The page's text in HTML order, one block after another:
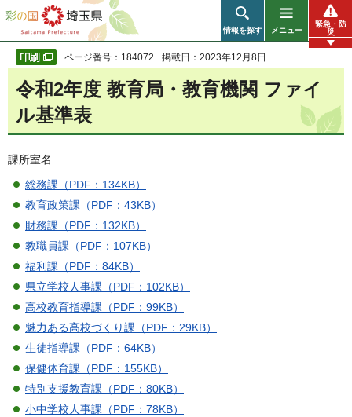
彩の国 埼玉県
情報を探す メニュー
緊急・防
災
ページ番号：184072 掲載日：2023年12月8日
令和2年度 教育局・教育機関 ファイ
ル基準表
課所室名
総務課（PDF：134KB）
教育政策課（PDF：43KB）
財務課（PDF：132KB）
教職員課（PDF：107KB）
福利課（PDF：84KB）
県立学校人事課（PDF：102KB）
高校教育指導課（PDF：99KB）
魅力ある高校づくり課（PDF：29KB）
生徒指導課（PDF：64KB）
保健体育課（PDF：155KB）
特別支援教育課（PDF：80KB）
小中学校人事課（PDF：78KB）